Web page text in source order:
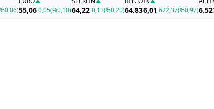
55,06 0,05(%0,10)64,22 0,13(%0,20)64.836,01 622,37(%0,97)